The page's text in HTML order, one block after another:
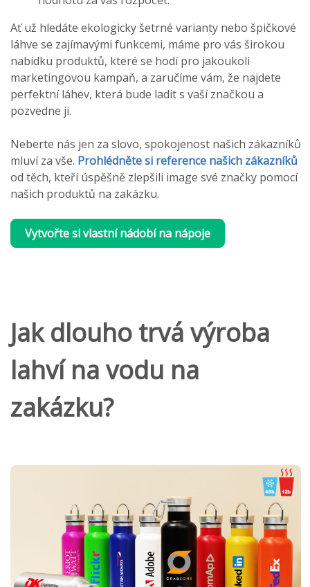
Ať už hledáte ekologicky šetrné varianty nebo špičkové
láhve se zajímavými funkcemi, máme pro vás širokou
nabídku produktů, které se hodí pro jakoukoli
marketingovou kampaň, a zaručíme vám, že najdete
perfektní láhev, která bude ladit s vaší značkou a
pozvedne ji.
Neberte nás jen za slovo, spokojenost našich zákazníků
mluví za vše. Prohlédněte si reference našich zákazníků
od těch, kteří úspěšně zlepšili image své značky pomocí
našich produktů na zakázku.
Vytvořte si vlastní nádobí na nápoje
Jak dlouho trvá výroba
lahví na vodu na
zakázku?